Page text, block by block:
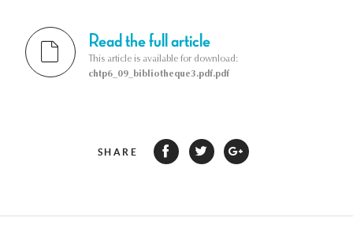
Read the full article
This article is available for download:
chtp6_09_bibliotheque3.pdf.pdf
SHARE